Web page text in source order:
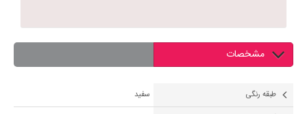
مشخصات
طبقه رنگی
سفید